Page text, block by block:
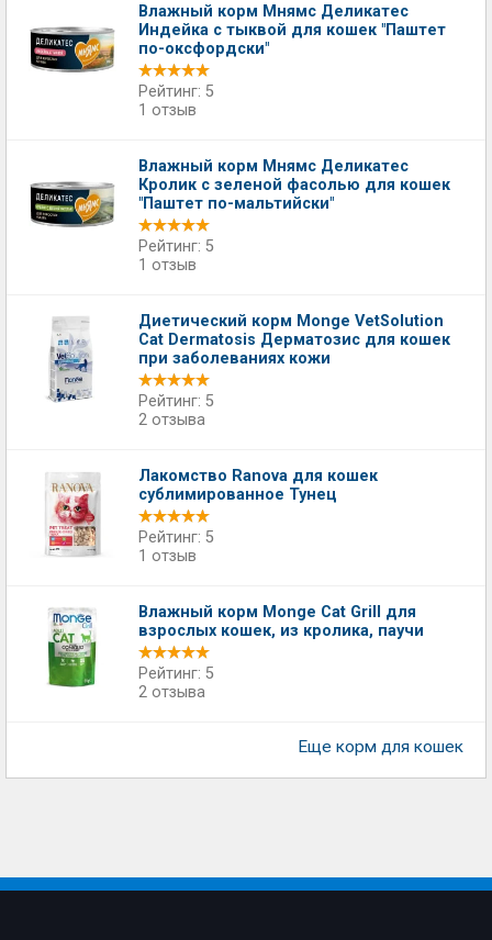
Влажный корм Мнямс Деликатес
Индейка с тыквой для кошек "Паштет
по-оксфордски"
Рейтинг: 5
1 отзыв
Влажный корм Мнямс Деликатес
Кролик с зеленой фасолью для кошек
"Паштет по-мальтийски"
Рейтинг: 5
1 отзыв
Диетический корм Monge VetSolution
Cat Dermatosis Дерматозис для кошек
при заболеваниях кожи
Рейтинг: 5
2 отзыва
Лакомство Ranova для кошек
сублимированное Тунец
Рейтинг: 5
1 отзыв
Влажный корм Monge Cat Grill для
взрослых кошек, из кролика, паучи
Рейтинг: 5
2 отзыва
Еще корм для кошек